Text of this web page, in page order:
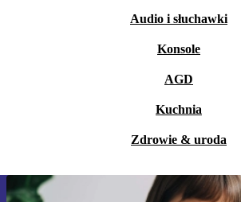
Audio i słuchawki
Konsole
AGD
Kuchnia
Zdrowie & uroda